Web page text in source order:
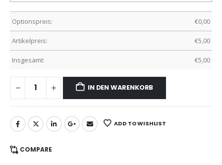
Optionspreis: €0,00
Artikelpreis: €5,00
Insgesamt: €5,00
IN DEN WARENKORB
ADD TO WISHLIST
COMPARE